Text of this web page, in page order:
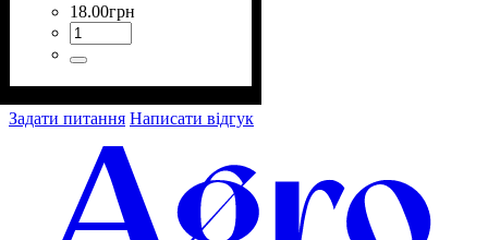
18.00грн
Задати питання Написати відгук